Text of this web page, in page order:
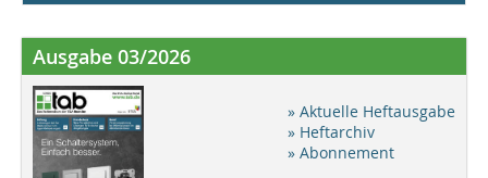
Ausgabe 03/2026
» Aktuelle Heftausgabe
» Heftarchiv
» Abonnement